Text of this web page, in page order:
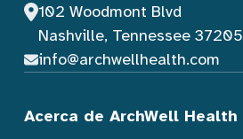
102 Woodmont Blvd
Nashville, Tennessee 37205
info@archwellhealth.com
Acerca de ArchWell Health